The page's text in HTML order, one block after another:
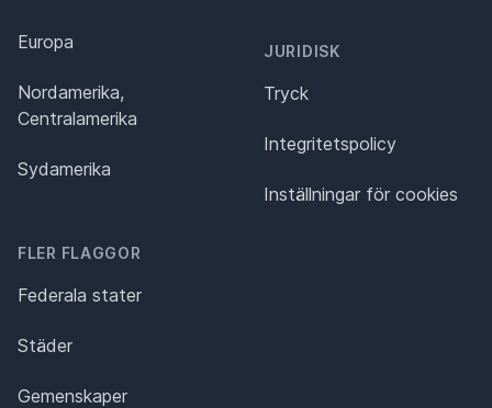
Europa
Nordamerika,
Centralamerika
Sydamerika
FLER FLAGGOR
Federala stater
Städer
Gemenskaper
JURIDISK
Tryck
Integritetspolicy
Inställningar för cookies